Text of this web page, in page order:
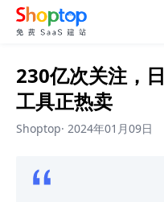
230亿次关注，
工具正热卖
Shoptop· 2024年01月09日